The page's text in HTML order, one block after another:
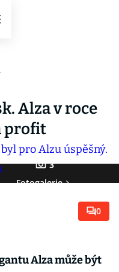
Alza v roce
profit
3
Fotogalerie
0
Alza může být